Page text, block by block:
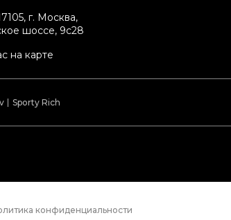
г. Москва,
шоссе, 9с28
на карте
Sporty Rich
конфиденциальности